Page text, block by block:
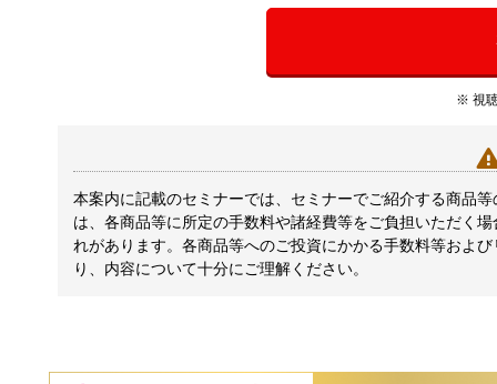
※ 視
本案内に記載のセミナーでは、セミナーでご紹介する商品
は、各商品等に所定の手数料や諸経費等をご負担いただく
れがあります。各商品等へのご投資にかかる手数料等およ
り、内容について十分にご理解ください。